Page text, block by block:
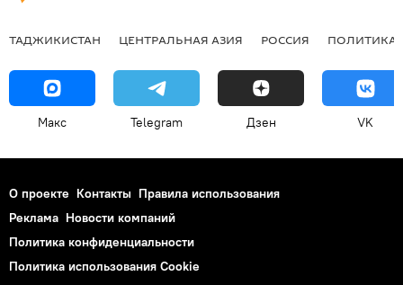
ТАДЖИКИСТАН ЦЕНТРАЛЬНАЯ АЗИЯ РОССИЯ ПОЛИТИКА
Макс Telegram Дзен VK
О проекте Контакты Правила использования
Реклама Новости компаний
Политика конфиденциальности
Политика использования Cookie